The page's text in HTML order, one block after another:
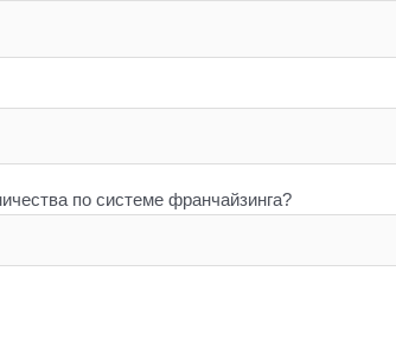
по системе франчайзинга?